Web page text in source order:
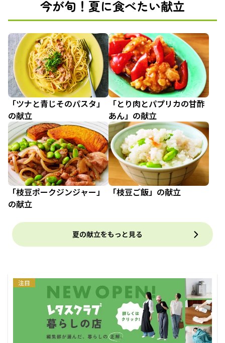
今が旬！夏に食べたい献立
「ツナと青じそのパスタ」
の献立
「とり肉とパプリカの甘酢
あん」の献立
「枝豆ポークジンジャー」
の献立
「枝豆ご飯」の献立
夏の献立をもっと見る
注目